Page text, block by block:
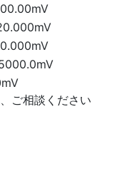
ご相談ください